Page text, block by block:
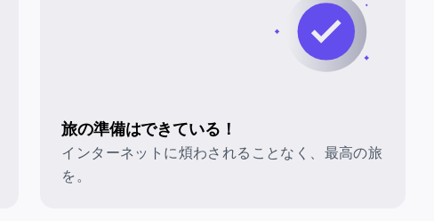
旅の準備はできている！
インターネットに煩わされることなく、最高の旅
を。